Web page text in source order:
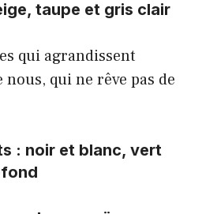
taupe et gris clair
qui agrandissent
nous, qui ne rêve pas de
: noir et blanc, vert